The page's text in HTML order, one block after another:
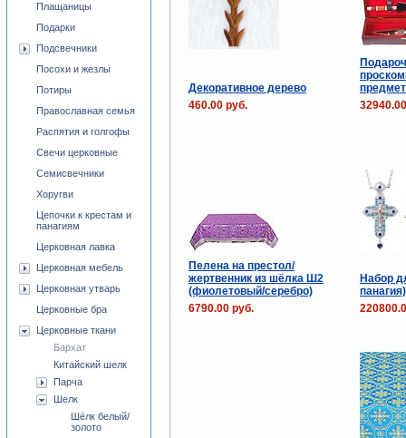
Декоративное дерево
460.00 руб.
Пелена на престол/
жертвенник из шёлка Ш2
(фиолетовый/серебро)
Набор
6790.00 руб.
Плащаницы
Подарки
Подсвечники
Посохи и жезлы
Потиры
Православная семья
Распятия и голгофы
Свечи церковные
Семисвечники
Хоругви
Цепочки к крестам и
панагиям
Церковная лавка
Церковная мебель
Церковная утварь
Церковные бра
Церковные ткани
Бархат
Китайский шелк
Парча
Шелк
Шёлк белый/
золото